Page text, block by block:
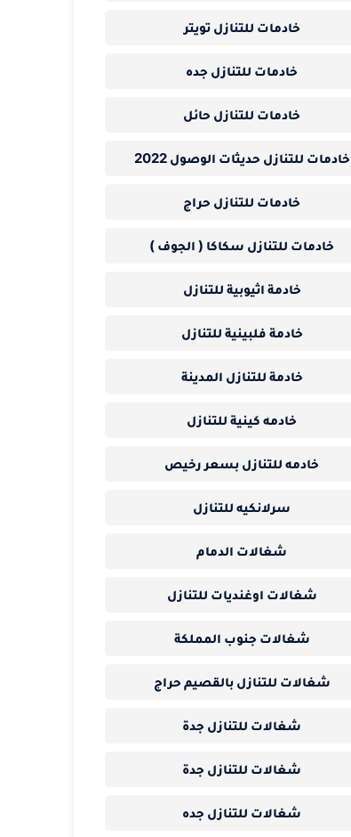
خادمات للتنازل تويتر
خادمات للتنازل جده
خادمات للتنازل حائل
خادمات للتنازل حديثات الوصول 2022
خادمات للتنازل حراج
خادمات للتنازل سكاكا ( الجوف )
خادمة اثيوبية للتنازل
خادمة فلبينية للتنازل
خادمة للتنازل المدينة
خادمه كينية للتنازل
خادمه للتنازل بسعر رخيص
سرلانكيه للتنازل
شغالات الدمام
شغالات اوغنديات للتنازل
شغالات جنوب المملكة
شغالات للتنازل بالقصيم حراج
شغالات للتنازل جدة
شغالات للتنازل جدة
شغالات للتنازل جده